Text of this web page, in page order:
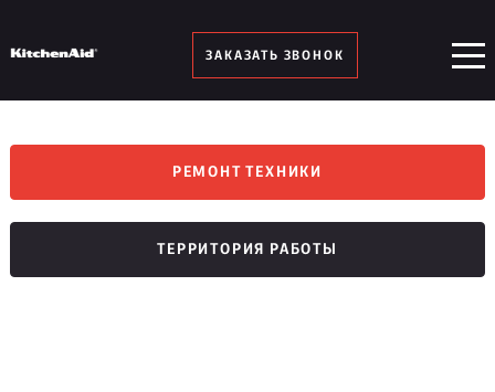
ЗАКАЗАТЬ ЗВОНОК
РЕМОНТ ТЕХНИКИ
ТЕРРИТОРИЯ РАБОТЫ